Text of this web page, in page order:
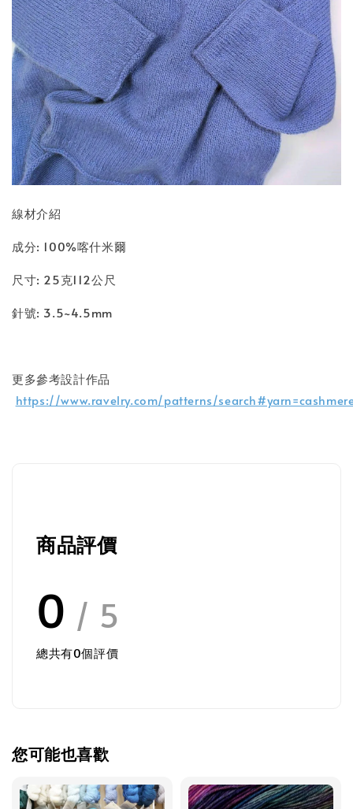
線材介紹
成分: 100%喀什米爾
尺寸: 25克112公尺
針號: 3.5~4.5mm
更多參考設計作品
https://www.ravelry.com/patterns/
商品評價
0 / 5
總共有0個評價
您可能也喜歡